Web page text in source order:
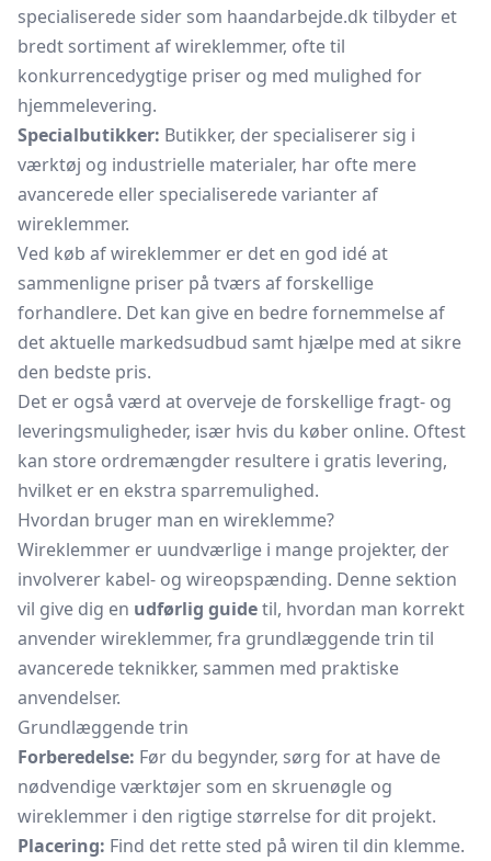
specialiserede sider som haandarbejde.dk tilbyder et
bredt sortiment af wireklemmer, ofte til
konkurrencedygtige priser og med mulighed for
hjemmelevering.
Specialbutikker: Butikker, der specialiserer sig i
værktøj og industrielle materialer, har ofte mere
avancerede eller specialiserede varianter af
wireklemmer.
Ved køb af wireklemmer er det en god idé at
sammenligne priser på tværs af forskellige
forhandlere. Det kan give en bedre fornemmelse af
det aktuelle markedsudbud samt hjælpe med at sikre
den bedste pris.
Det er også værd at overveje de forskellige fragt- og
leveringsmuligheder, især hvis du køber online. Oftest
kan store ordremængder resultere i gratis levering,
hvilket er en ekstra sparremulighed.
Hvordan bruger man en wireklemme?
Wireklemmer er uundværlige i mange projekter, der
involverer kabel- og wireopspænding. Denne sektion
vil give dig en udførlig guidetil, hvordan man korrekt
anvender wireklemmer, fra grundlæggende trin til
avancerede teknikker, sammen med praktiske
anvendelser.
Grundlæggende trin
Forberedelse: Før du begynder, sørg for at have de
nødvendige værktøjer som en skruenøgle og
wireklemmer i den rigtige størrelse for dit projekt.
Placering: Find det rette sted på wiren til din klemme.